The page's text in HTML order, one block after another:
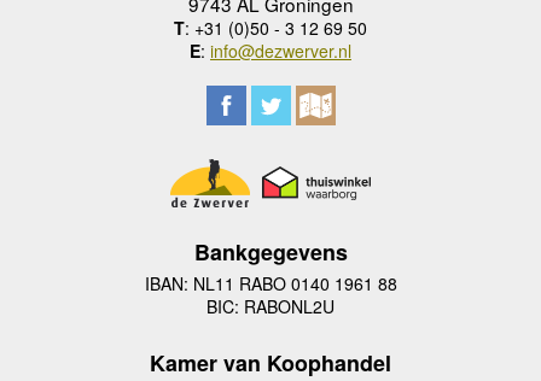
T: +31 (0)50 - 3 12 69 50
E: info@dezwerver.nl
Bankgegevens
IBAN: NL11 RABO 0140 1961 88
BIC: RABONL2U
Kamer van Koophandel